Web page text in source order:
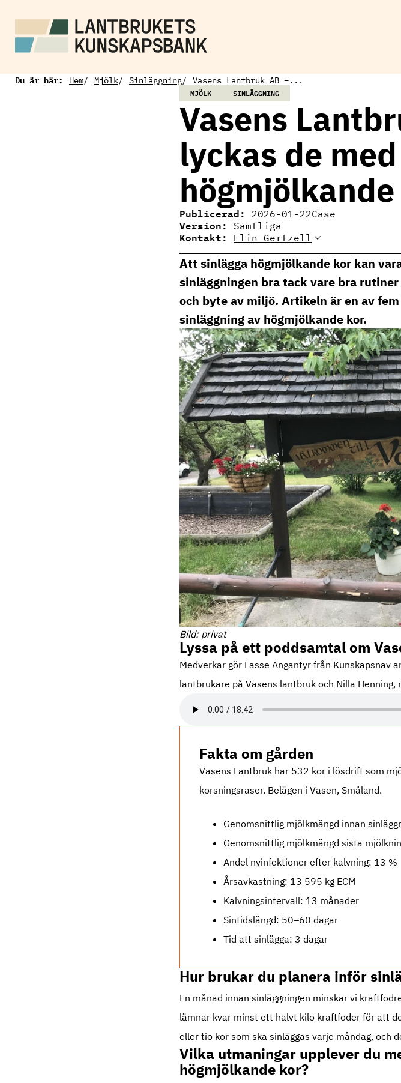
Du är här: Hem Mjölk Sinläggning Vasens Lantbruk AB –...
MJÖLK SINLÄGGNING
Vasens
lyckas de
Publicerad: 2026-01-22Case
Version: Samtliga
Kontakt: Elin Gertzell
Elin Gertzell
Ämnesansvarig
mjölkproduktion
elin.gertzell@ri.se
010 516 57 74
Att sinlägga högmjölkande kor kan
sinläggningen bra tack vare bra
och byte av miljö. Artikeln är en av
sinläggning av högmjölkande kor.
Bild: privat
Lyssa på ett poddsamtal om
Medverkar gör Lasse Angantyr från Kunskapsnav
lantbrukare på Vasens lantbruk och Nilla Henning,
Fakta om gården
Vasens Lantbruk har 532 kor i lösdrift som
korsningsraser. Belägen i Vasen, Småland.
Genomsnittlig mjölkmängd innan
Genomsnittlig mjölkmängd sista
Andel nyinfektioner efter kalvning: 13 %
Årsavkastning: 13 595 kg ECM
Kalvningsintervall: 13 månader
Sintidslängd: 50–60 dagar
Tid att sinlägga: 3 dagar
Hur brukar du planera inför
En månad innan sinläggningen minskar vi
lämnar kvar minst ett halvt kilo kraftfoder för att
eller tio kor som ska sinläggas varje måndag, och
Vilka utmaningar upplever du
högmjölkande kor?